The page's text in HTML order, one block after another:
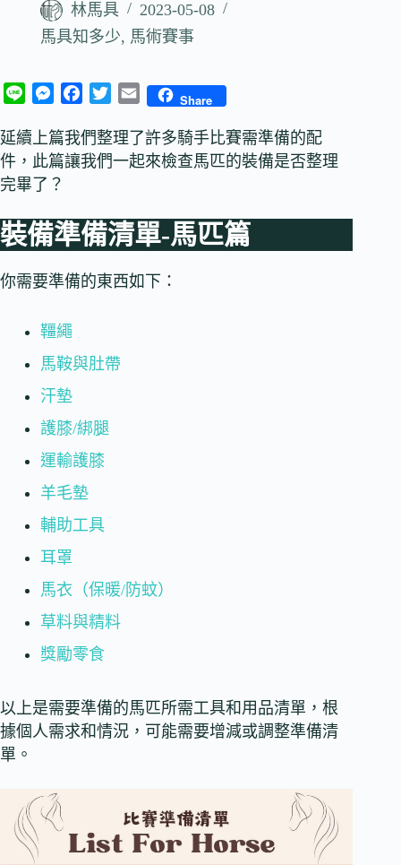
林馬具
2023-05-08
馬具知多少, 馬術賽事
n
e
M
s
s
e
g
e
c
e
o
k
i
t
r
E
a
i
Share
延續上篇我們整理了許多騎手比賽需準備的配
件，此篇讓我們一起來檢查馬匹的裝備是否整理
完畢了？
裝備準備清單-馬匹篇
你需要準備的東西如下：
韁繩
馬鞍與肚帶
汗墊
護膝/綁腿
運輸護膝
羊毛墊
輔助工具
耳罩
馬衣（保暖/防蚊）
草料與精料
獎勵零食
以上是需要準備的馬匹所需工具和用品清單，根
據個人需求和情況，可能需要增減或調整準備清
單。